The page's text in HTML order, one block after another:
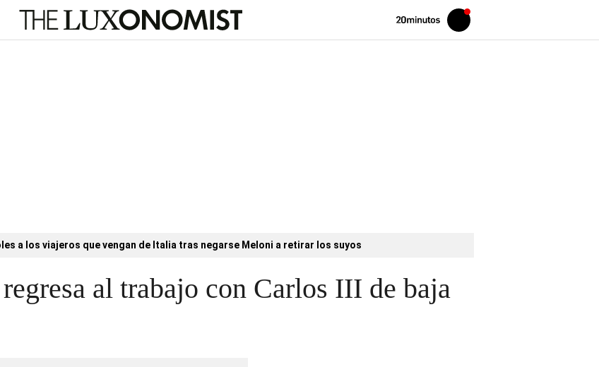
Volver
Iniciar
sesión
a los viajeros que vengan de Italia tras negarse Meloni a retirar los suyos
al trabajo con Carlos III de baja